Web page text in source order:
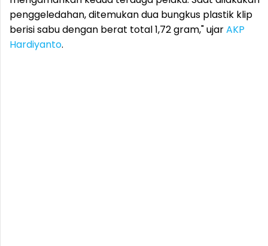
penggeledahan, ditemukan dua bungkus plastik klip
berisi sabu dengan berat total 1,72 gram," ujarAKP
Hardiyanto.